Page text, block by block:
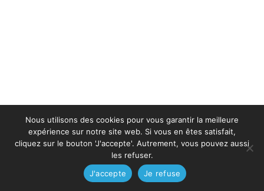
Nous utilisons des cookies pour vous garantir la meilleure
expérience sur notre site web. Si vous en êtes satisfait,
cliquez sur le bouton 'J'accepte'. Autrement, vous pouvez aussi
les refuser.
J'accepte
Je refuse